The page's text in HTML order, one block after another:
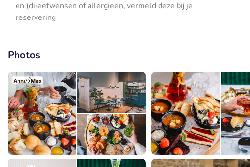
en (di)eetwensen of allergieën, vermeld deze bij je
reservering
Photos